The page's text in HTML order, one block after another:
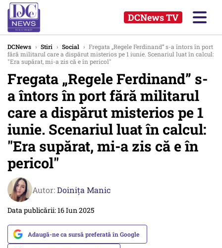
DCNews TV
DCNews › Stiri › Social › Fregata „Regele Ferdinand” s-a întors în port
fără militarul care a dispărut misterios pe 1 iunie. Scenariul luat în calcul:
"Era supărat, mi-a zis că e în pericol"
Fregata „Regele Ferdinand” s-
a întors în port fără militarul
care a dispărut misterios pe 1
iunie. Scenariul luat în calcul:
"Era supărat, mi-a zis că e în
pericol"
Autor:Doinița Manic
Data publicării: 16 Iun 2025
Adaugă-ne ca sursă preferată în Google